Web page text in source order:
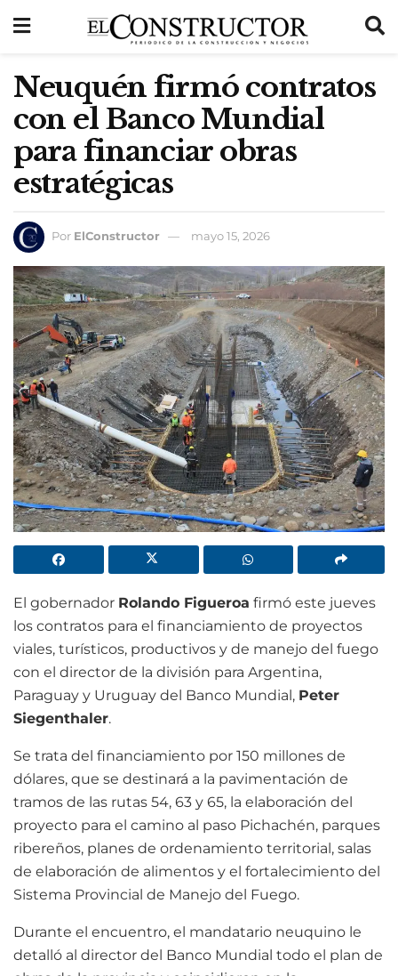
Neuquén firmó contratos
con el Banco Mundial
para financiar obras
estratégicas
Por ElConstructor mayo 15, 2026
El gobernador Rolando Figueroa firmó este jueves
los contratos para el financiamiento de proyectos
viales, turísticos, productivos y de manejo del fuego
con el director de la división para Argentina,
Paraguay y Uruguay del Banco Mundial, Peter
Siegenthaler.
Se trata del financiamiento por 150 millones de
dólares, que se destinará a la pavimentación de
tramos de las rutas 54, 63 y 65, la elaboración del
proyecto para el camino al paso Pichachén, parques
ribereños, planes de ordenamiento territorial, salas
de elaboración de alimentos y el fortalecimiento del
Sistema Provincial de Manejo del Fuego.
Durante el encuentro, el mandatario neuquino le
detalló al director del Banco Mundial todo el plan de